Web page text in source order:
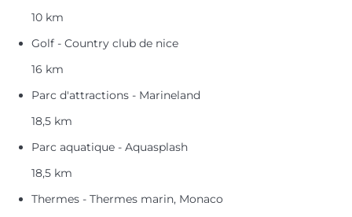
10 km
Golf - Country club de nice
16 km
Parc d'attractions - Marineland
18,5 km
Parc aquatique - Aquasplash
18,5 km
Thermes - Thermes marin, Monaco